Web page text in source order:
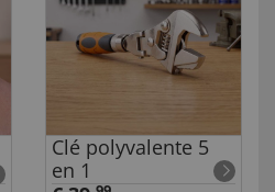
Clé polyvalente 5
en 1